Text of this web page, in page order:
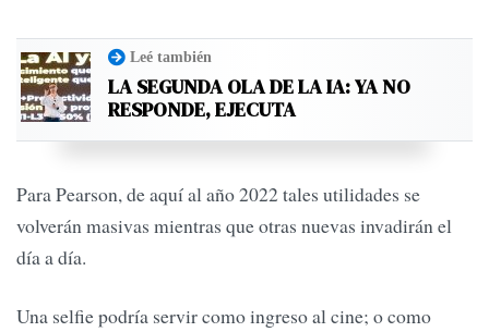
Leé también
LA SEGUNDA OLA DE LA IA: YA NO
RESPONDE, EJECUTA
Para Pearson, de aquí al año 2022 tales utilidades se
volverán masivas mientras que otras nuevas invadirán el
día a día.
Una selfie podría servir como ingreso al cine; o como